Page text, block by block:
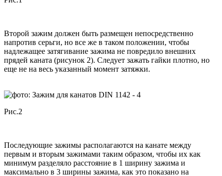
Второй зажим должен быть размещен непосредственно
напротив серьги, но все же в таком положении, чтобы
надлежащее затягивание зажима не повредило внешних
прядей каната (рисунок 2). Следует зажать гайки плотно, но
еще не на весь указанный момент затяжки.
Рис.2
Последующие зажимы располагаются на канате между
первым и вторым зажимами таким образом, чтобы их как
минимум разделяло расстояние в 1 ширину зажима и
максимально в 3 ширины зажима, как это показано на